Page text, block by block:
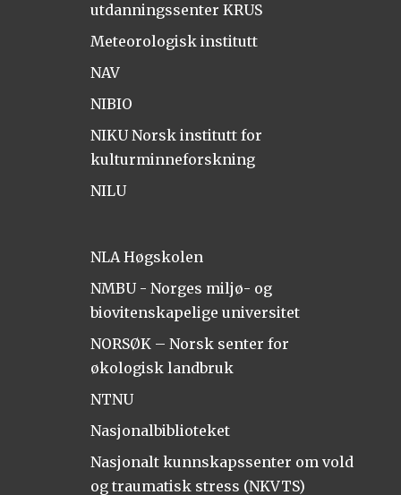
utdanningssenter KRUS
Meteorologisk institutt
NAV
NIBIO
NIKU Norsk institutt for
kulturminneforskning
NILU
NLA Høgskolen
NMBU - Norges miljø- og
biovitenskapelige universitet
NORSØK – Norsk senter for
økologisk landbruk
NTNU
Nasjonalbiblioteket
Nasjonalt kunnskapssenter om vold
og traumatisk stress (NKVTS)